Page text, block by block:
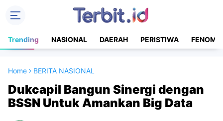
Trending NASIONAL DAERAH PERISTIWA
Home BERITA NASIONAL
Dukcapil Bangun Sinergi dengan
BSSN Untuk Amankan Big Data